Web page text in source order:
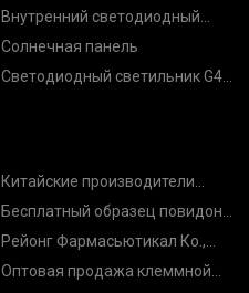
Внутренний светодиодный
светильник
Солнечная панель
Светодиодный светильник G4,
Китайские производители
экструзионных напольных
покрытий wpc
Бесплатный образец повидона
Va64
Рейонг Фармасьютикал Ко.,
Лтд.
Оптовая продажа клеммной